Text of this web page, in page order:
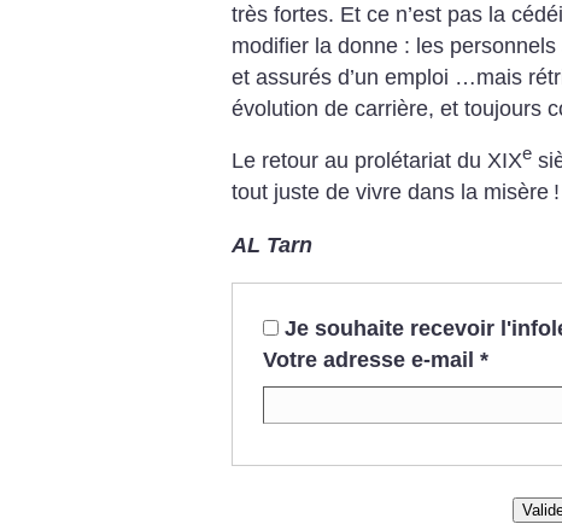
très fortes. Et ce n’est pas la
modifier la donne : les
et assurés d’un emploi …mais
évolution de carrière, et toujours
Le retour au prolétariat du XIXe
tout juste de vivre dans la misère !
AL Tarn
Je souhaite recevoir
Votre adresse e-mail *